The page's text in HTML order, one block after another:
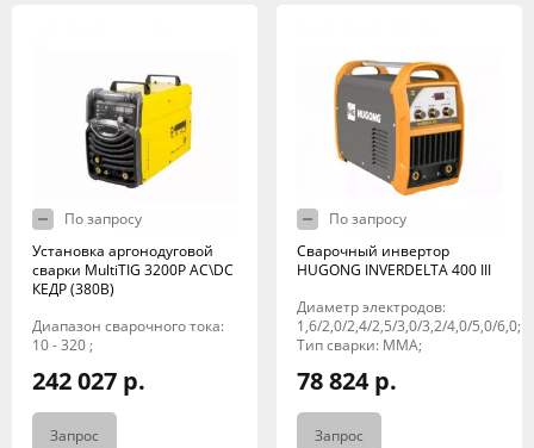
По запросу
Установка аргонодуговой
сварки MultiTIG 3200P AC\DC
КЕДР (380В)
Диапазон сварочного тока:
10 - 320 ;
242 027 р.
Запрос
По запросу
Сварочный инвертор
HUGONG INVERDELTA 400 III
Диаметр электродов:
1,6/2,0/2,4/2,5/3,0/3,2/4,0/5,0/6,0;
Тип сварки: MMA;
78 824 р.
Запрос